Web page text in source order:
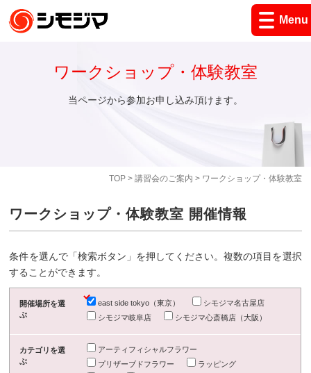
Menu
TOP> 講習会のご案内 > ワークショップ・体験教室
ワークショップ・体験教室
当ページから参加お申し込み頂けます。
ワークショップ・体験教室 開催情報
条件を選んで「検索ボタン」を押してください。複数の項目を選択
することができます。
開催場所を選
ぶ
east side tokyo（東京）
シモジマ名古屋店
シモジマ岐阜店
シモジマ心斎橋店（大阪）
カテゴリを選
ぶ
アーティフィシャルフラワー
プリザーブドフラワー
ラッピング